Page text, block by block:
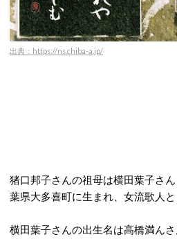
出典：https://ns.chiba-a.jp/
猪口邦子さんの祖母は横田葉子さ
葉県大多喜町に生まれ、女流歌人と
横田葉子さんの出生名は高橋満ん